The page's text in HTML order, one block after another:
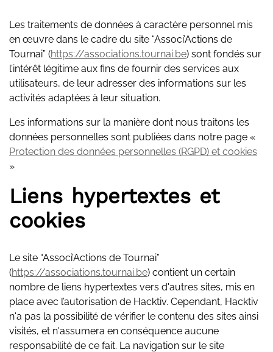
Les traitements de données à caractère personnel mis
en œuvre dans le cadre du site “Associ’Actions de
Tournai” (https://associations.tournai.be) sont fondés sur
l’intérêt légitime aux fins de fournir des services aux
utilisateurs, de leur adresser des informations sur les
activités adaptées à leur situation.
Les informations sur la manière dont nous traitons les
données personnelles sont publiées dans notre page «
Protection des données personnelles (RGPD) et cookies
»
Liens hypertextes et
cookies
Le site “Associ’Actions de Tournai”
(https://associations.tournai.be) contient un certain
nombre de liens hypertextes vers d'autres sites, mis en
place avec l’autorisation de Hacktiv. Cependant, Hacktiv
n'a pas la possibilité de vérifier le contenu des sites ainsi
visités, et n'assumera en conséquence aucune
responsabilité de ce fait. La navigation sur le site